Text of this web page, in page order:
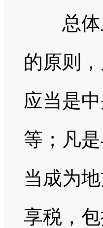
总体上
的原则
应当是
等；凡
当成为
享税，